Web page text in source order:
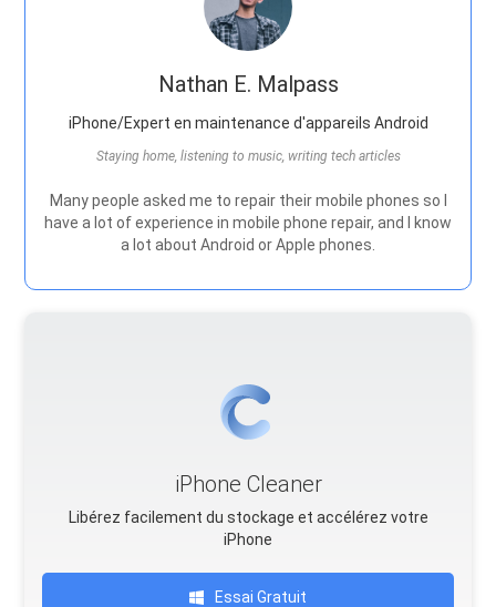
Nathan E. Malpass
iPhone/Expert en maintenance d'appareils Android
Staying home, listening to music, writing tech articles
Many people asked me to repair their mobile phones so I
have a lot of experience in mobile phone repair, and I know
a lot about Android or Apple phones.
iPhone Cleaner
Libérez facilement du stockage et accélérez votre
iPhone
Essai Gratuit